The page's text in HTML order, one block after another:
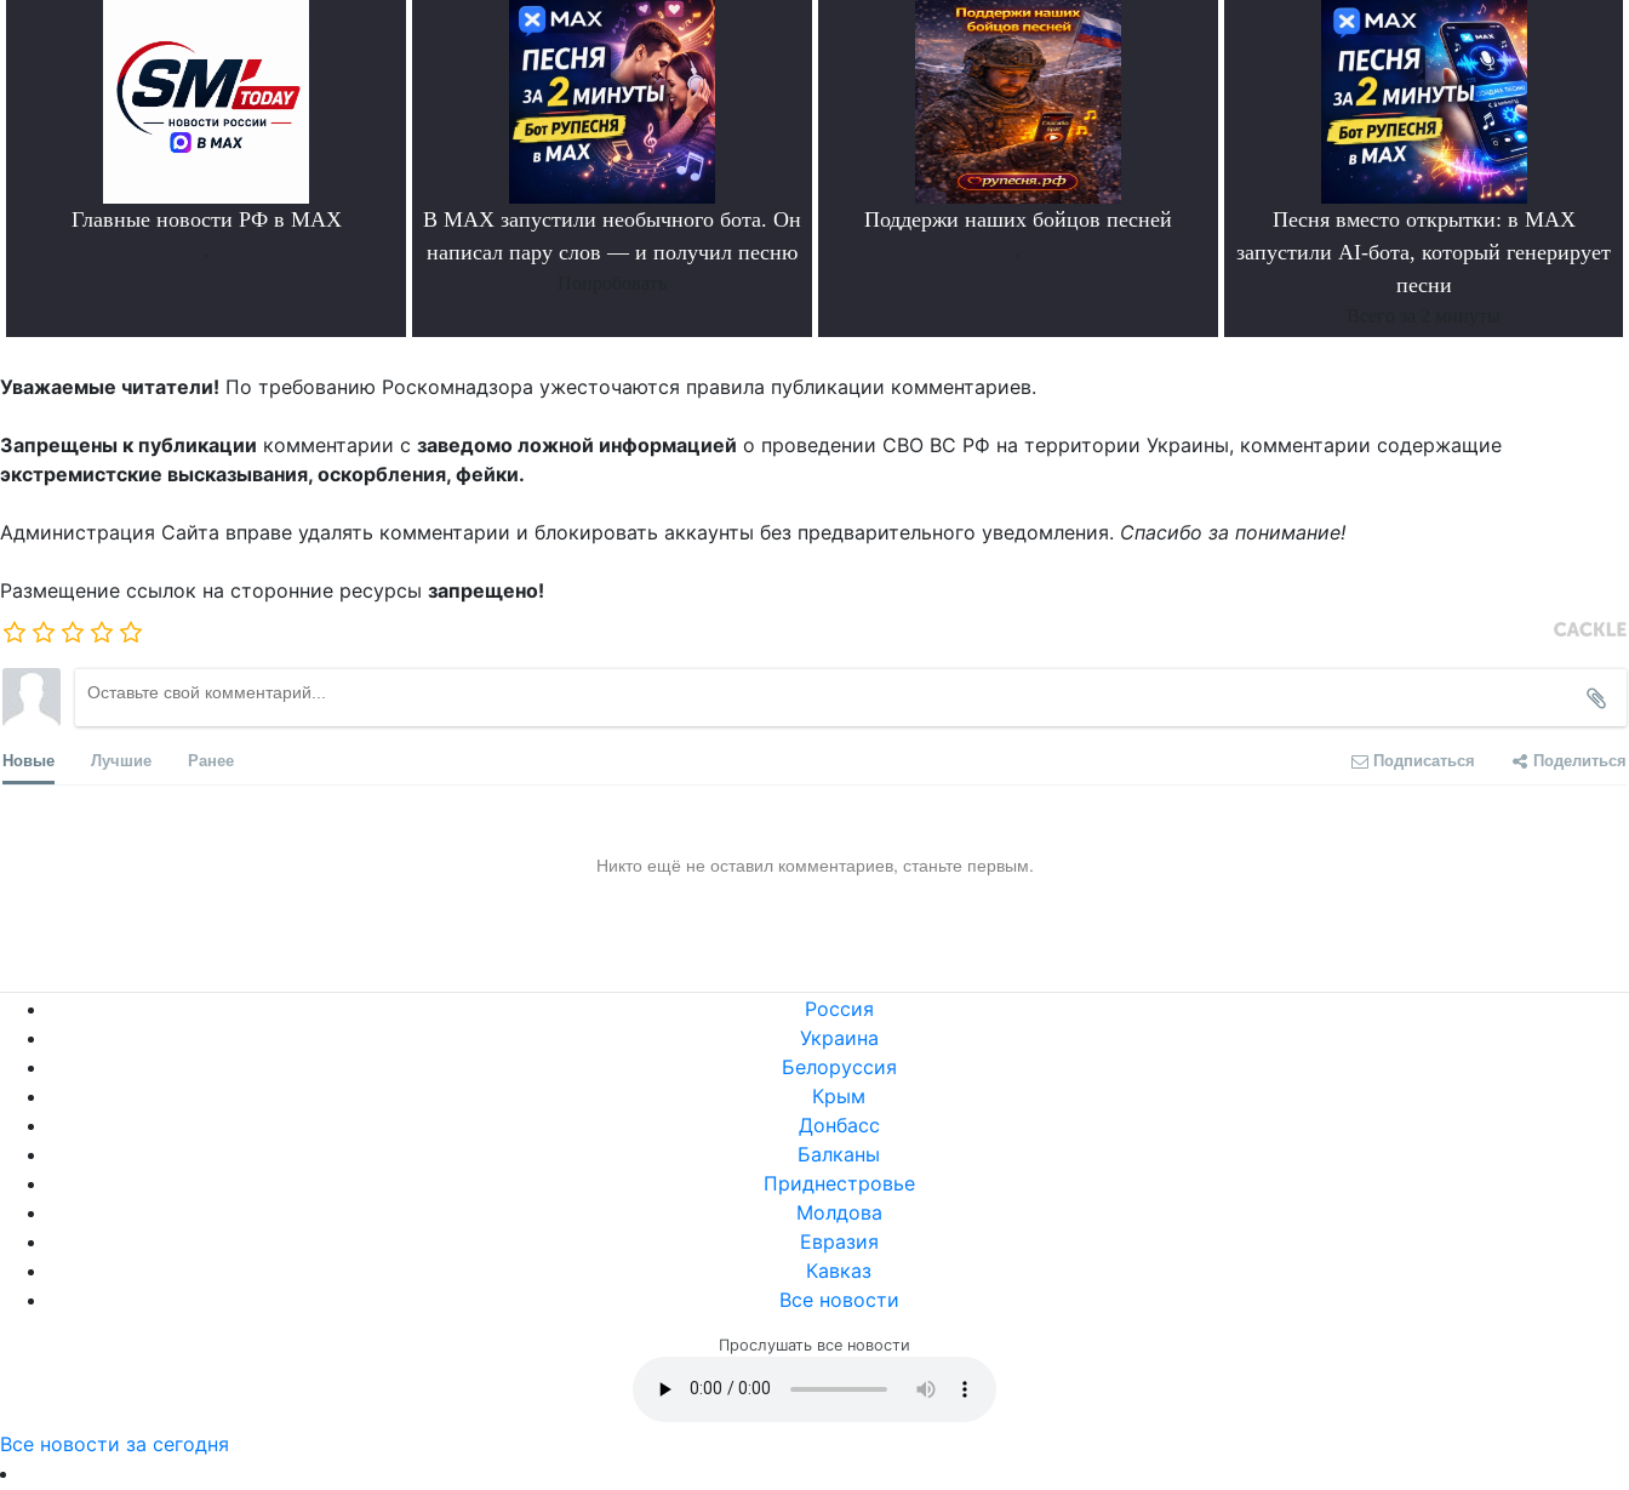
Главные новости РФ в MAX
В MAX запустили необычного бота. Он
написал пару слов — и получил песню
Поддержи наших бойцов песней
Песня вместо открытки: в MAX
запустили AI-бота, который генерирует
песни
Уважаемые читатели! По требованию Роскомнадзора ужесточаются правила публикации комментариев.
Запрещены к публикации комментарии с заведомо ложной информацией о проведении СВО ВС РФ на территории Украины, комментарии содержащие
экстремистские высказывания, оскорбления, фейки.
Администрация Сайта вправе удалять комментарии и блокировать аккаунты без предварительного уведомления. Спасибо за понимание!
Размещение ссылок на сторонние ресурсы запрещено!
Новые Лучшие Ранее Подписаться Поделиться
Никто ещё не оставил комментариев, станьте первым.
Россия
Украина
Белоруссия
Крым
Донбасс
Балканы
Приднестровье
Молдова
Евразия
Кавказ
Все новости
Прослушать все новости
Все новости за сегодня